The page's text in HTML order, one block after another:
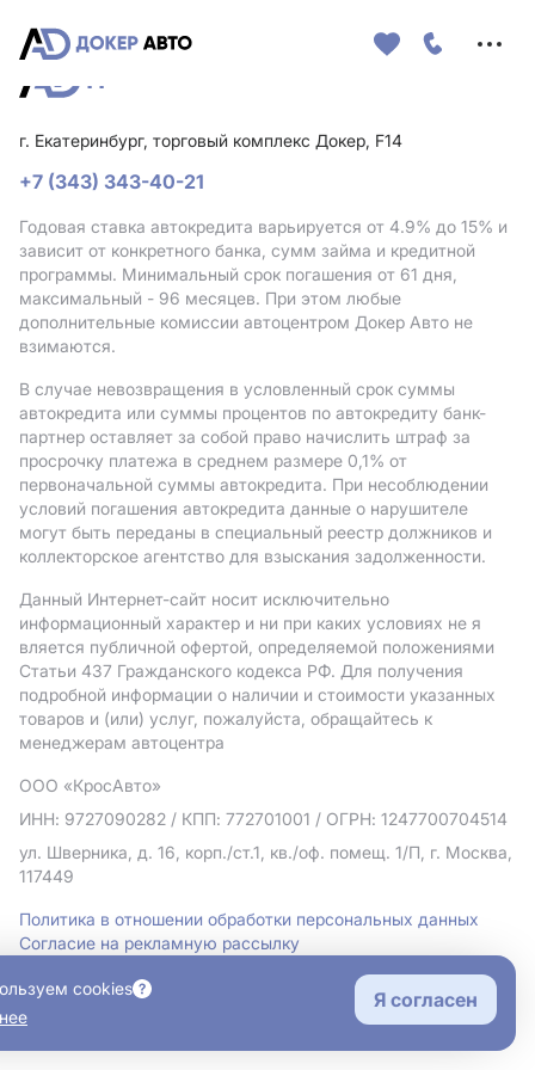
г. Екатеринбург, торговый комплекс Докер, F14
+7 (343) 343-40-21
Годовая ставка автокредита варьируется от 4.9% до 15% и
зависит от конкретного банка, сумм займа и кредитной
программы. Минимальный срок погашения от 61 дня,
максимальный - 96 месяцев. При этом любые
дополнительные комиссии автоцентром Докер Авто не
взимаются.
В случае невозвращения в условленный срок суммы
автокредита или суммы процентов по автокредиту банк-
партнер оставляет за собой право начислить штраф за
просрочку платежа в среднем размере 0,1% от
первоначальной суммы автокредита. При несоблюдении
условий погашения автокредита данные о нарушителе
могут быть переданы в специальный реестр должников и
коллекторское агентство для взыскания задолженности.
Данный Интернет-сайт носит исключительно
информационный характер и ни при каких условиях не я
вляется публичной офертой, определяемой положениями
Статьи 437 Гражданского кодекса РФ. Для получения
подробной информации о наличии и стоимости указанных
товаров и (или) услуг, пожалуйста, обращайтесь к
менеджерам автоцентра
ООО «КросАвто»
ИНН: 9727090282 / КПП: 772701001 / ОГРН: 1247700704514
ул. Шверника, д. 16, корп./ст.1, кв./оф. помещ. 1/П, г. Москва,
117449
Политика в отношении обработки персональных данных
Согласие на рекламную рассылку
cookies
Я согласен